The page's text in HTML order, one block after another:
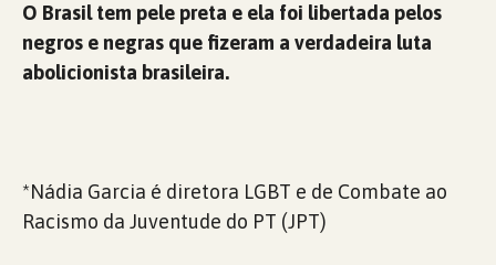
O Brasil tem pele preta e ela foi libertada pelos
negros e negras que fizeram a verdadeira luta
abolicionista brasileira.
*Nádia Garcia é diretora LGBT e de Combate ao
Racismo da Juventude do PT (JPT)